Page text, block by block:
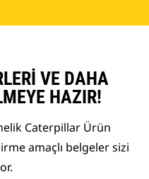
VE DAHA
HAZIR!
Caterpillar Ürün
amaçlı belgeler sizi